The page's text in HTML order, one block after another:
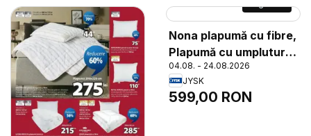
Nona plapumă cu fibre,
Plapumă cu umplutură
moale și ușoară din
fibră spiralată
siliconizată, 660 g.
04.08. - 24.08.2026
JYSK
599,00 RON